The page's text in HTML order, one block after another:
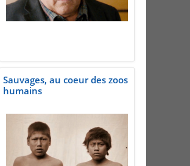
Sauvages, au coeur des zoos
humains